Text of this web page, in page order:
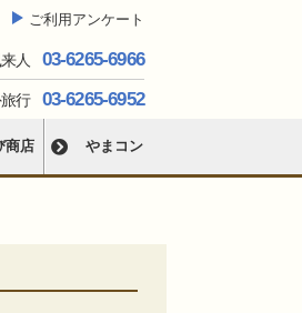
ご利用アンケート
人 03-6265-6966
行 03-6265-6952
商店 やまコン